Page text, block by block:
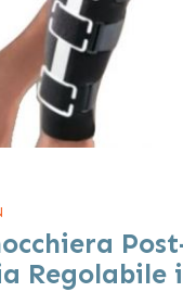
Regolabile